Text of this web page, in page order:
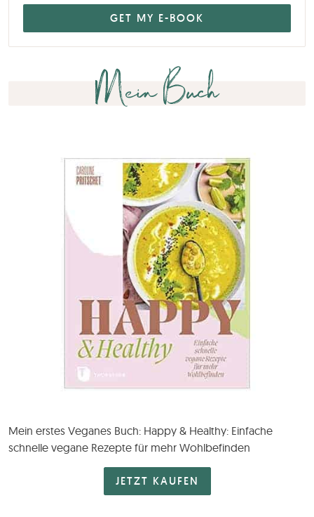
Mein Buch
Mein erstes Veganes Buch: Happy & Healthy: Einfache
schnelle vegane Rezepte für mehr Wohlbefinden
JETZT KAUFEN